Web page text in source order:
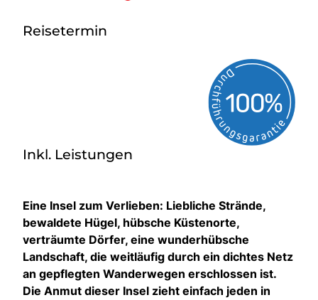
Reisetermin
Inkl. Leistungen
Eine Insel zum Verlieben: Liebliche Strände,
bewaldete Hügel, hübsche Küstenorte,
verträumte Dörfer, eine wunderhübsche
Landschaft, die weitläufig durch ein dichtes Netz
an gepflegten Wanderwegen erschlossen ist.
Die Anmut dieser Insel zieht einfach jeden in